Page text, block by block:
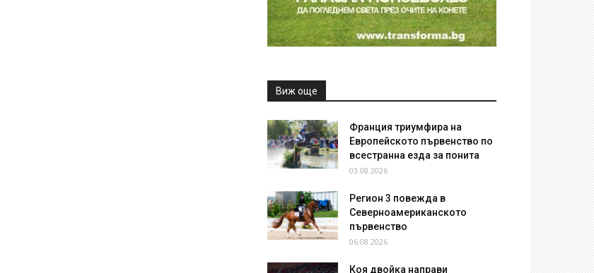
Виж още
Франция триумфира на
Европейското първенство по
всестранна езда за понита
03.08.2026
Регион 3 повежда в
Северноамериканското
първенство
06.08.2026
Коя двойка направи